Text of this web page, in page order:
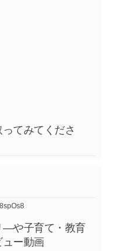
てみてくださ
―や子育て・教育
ー動画